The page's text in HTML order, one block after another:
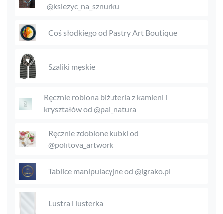
@ksiezyc_na_sznurku
Coś słodkiego od Pastry Art Boutique
Szaliki męskie
Ręcznie robiona biżuteria z kamieni i
kryształów od @pai_natura
Ręcznie zdobione kubki od
@politova_artwork
Tablice manipulacyjne od @igrako.pl
Lustra i lusterka